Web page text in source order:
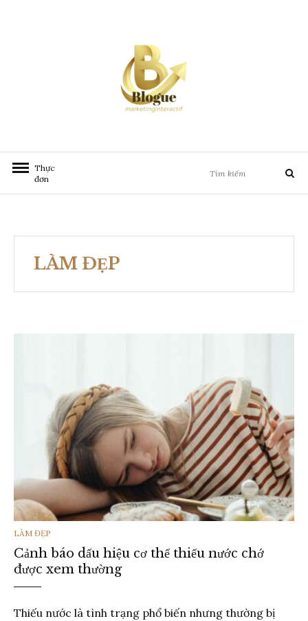
Thực
đơn
kiếm:
Tìm
LÀM ĐẸP
THỂ
LOẠI
LÀM ĐẸP
Cảnh báo dấu hiệu cơ thể thiếu nước chớ
được xem thường
Thiếu nước là tình trạng phổ biến nhưng thường bị